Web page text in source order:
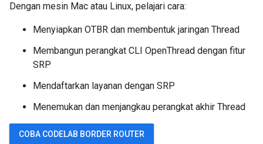
Dengan mesin Mac atau Linux, pelajari cara:
Menyiapkan OTBR dan membentuk jaringan Thread
Membangun perangkat CLI OpenThread dengan fitur
SRP
Mendaftarkan layanan dengan SRP
Menemukan dan menjangkau perangkat akhir Thread
COBA CODELAB BORDER ROUTER